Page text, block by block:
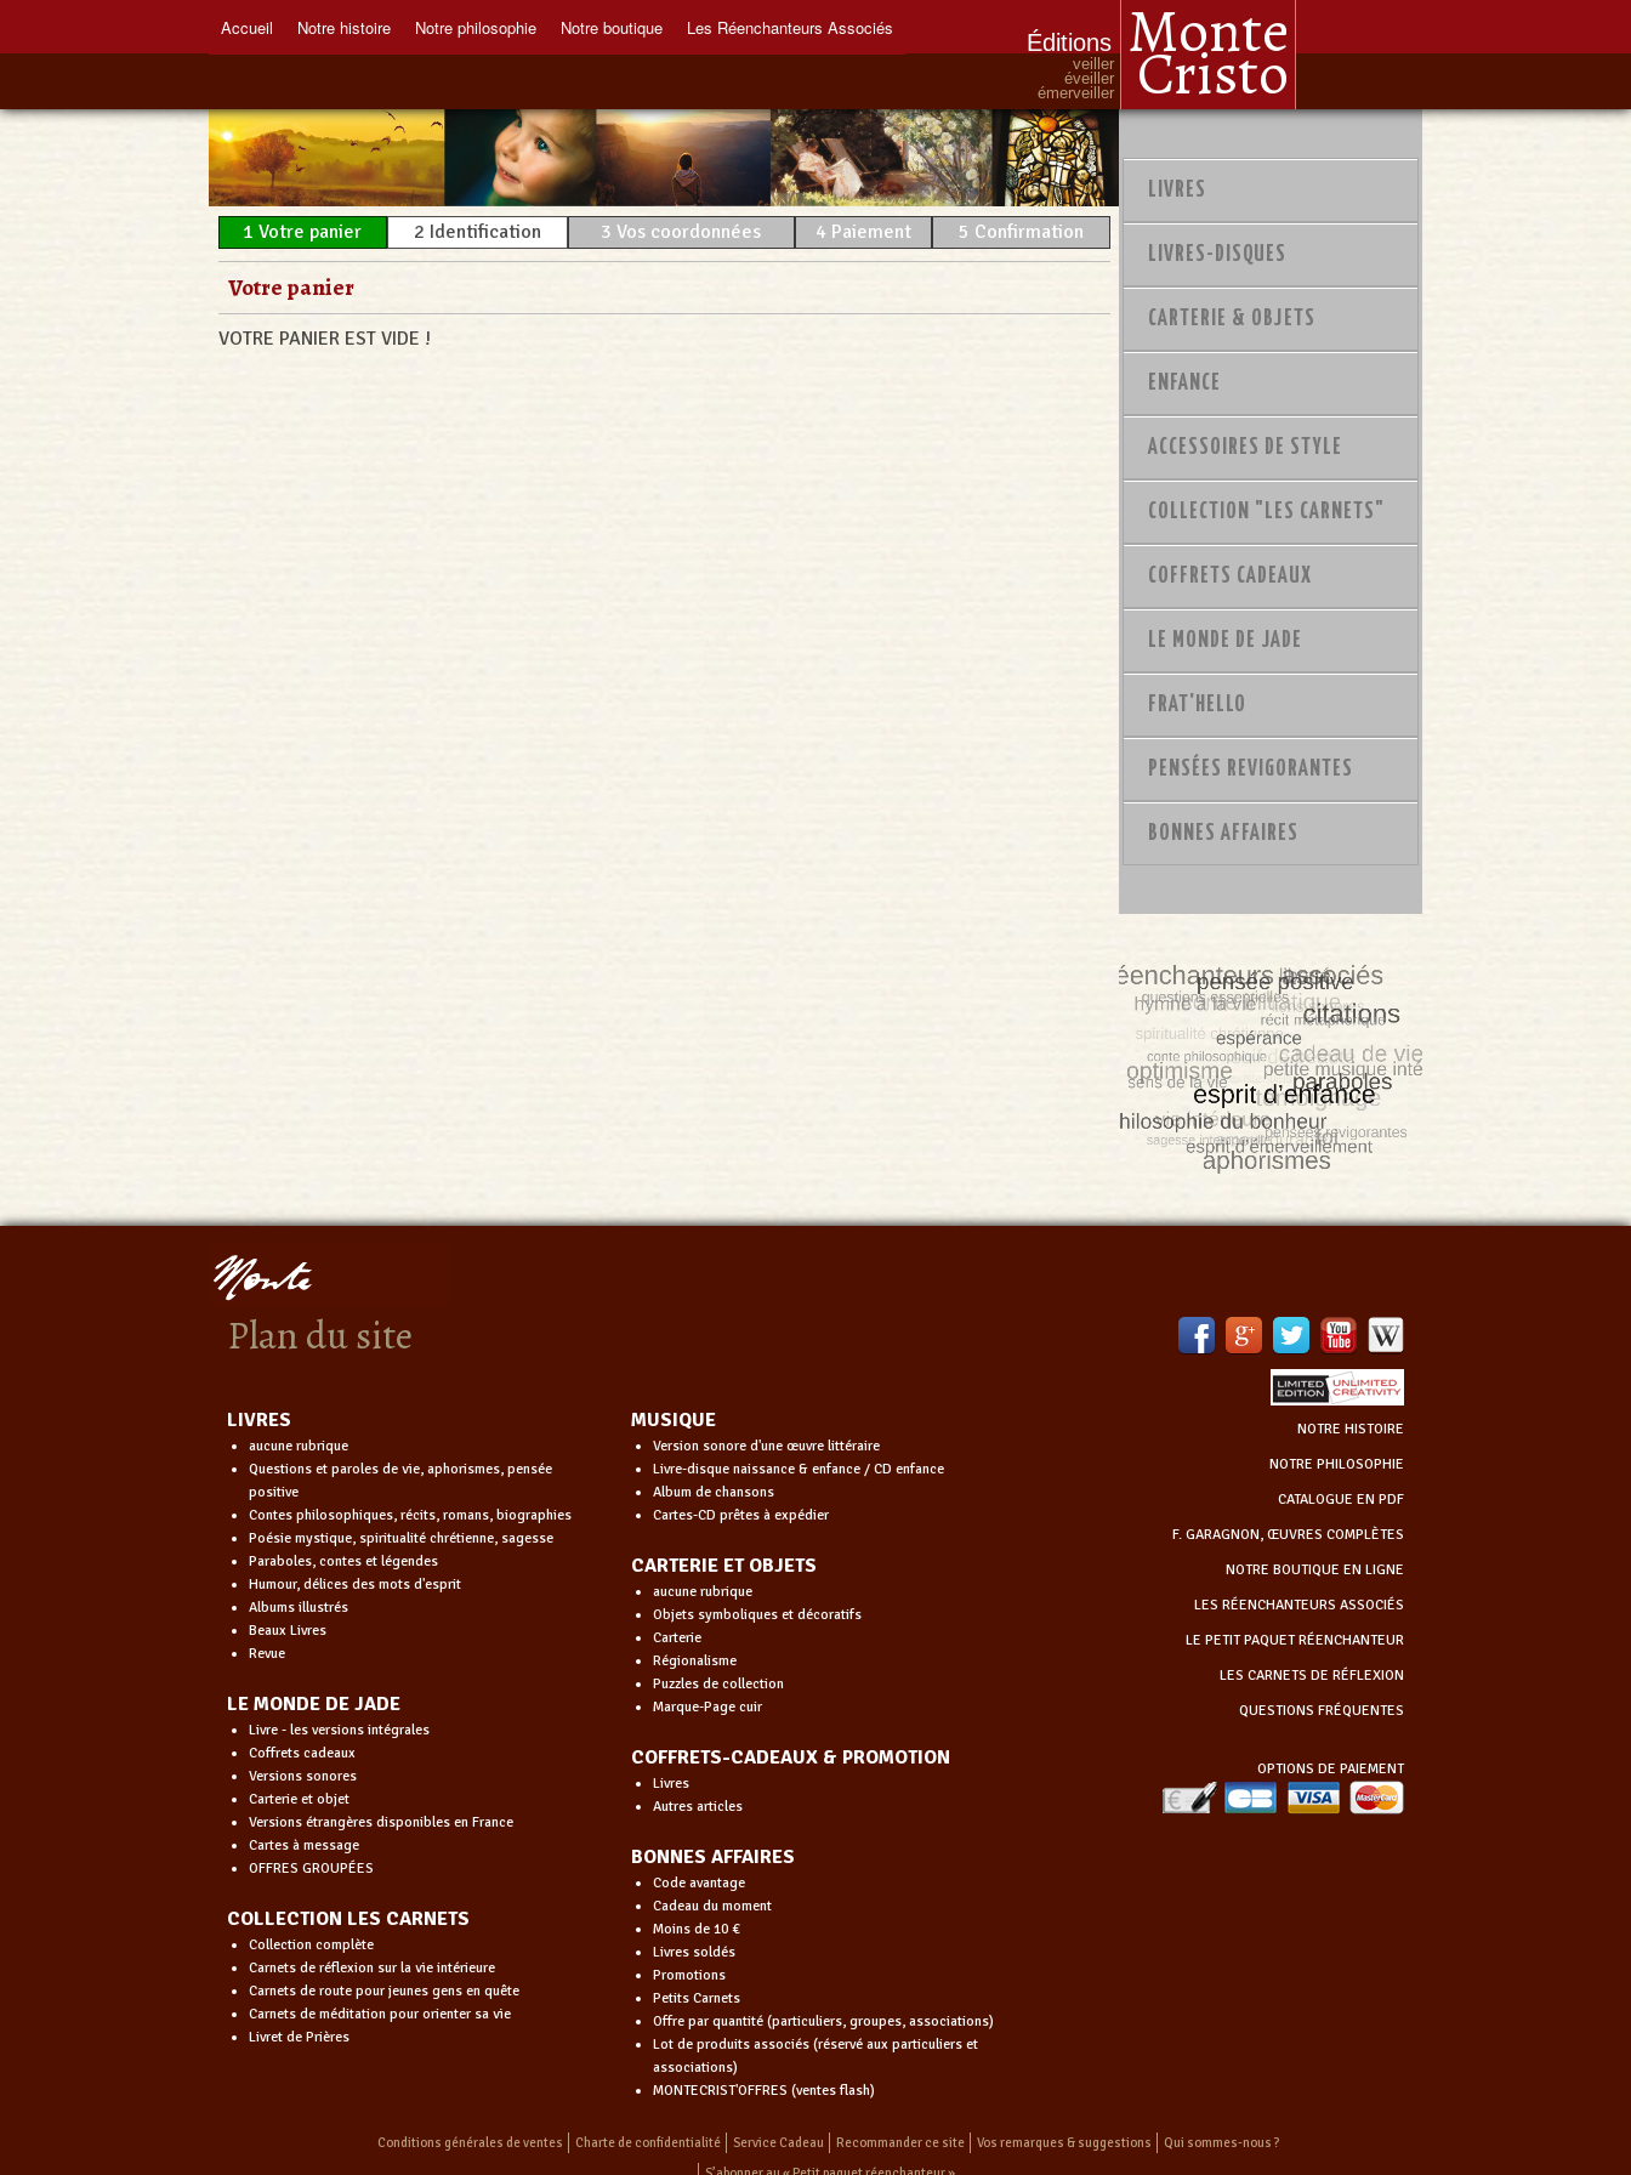
Éditions Monte
Cristo
veiller
éveiller
émerveiller
Accueil Notre histoire Notre philosophie Notre boutique Les Réenchanteurs Associés
1 Votre panier 2 Identification 3 Vos coordonnées 4 Paiement 5 Confirmation
Votre panier
VOTRE PANIER EST VIDE !
LIVRES
LIVRES-DISQUES
CARTERIE & OBJETS
ENFANCE
ACCESSOIRES DE STYLE
COLLECTION "LES CARNETS"
COFFRETS CADEAUX
LE MONDE DE JADE
FRAT'HELLO
PENSÉES REVIGORANTES
BONNES AFFAIRES
Plan du site
NOTRE HISTOIRE
NOTRE PHILOSOPHIE
CATALOGUE EN PDF
F. GARAGNON, ŒUVRES COMPLÈTES
NOTRE BOUTIQUE EN LIGNE
LES RÉENCHANTEURS ASSOCIÉS
LE PETIT PAQUET RÉENCHANTEUR
LES CARNETS DE RÉFLEXION
QUESTIONS FRÉQUENTES
OPTIONS DE PAIEMENT
LIVRES
aucune rubrique
Questions et paroles de vie, aphorismes, pensée
positive
Contes philosophiques, récits, romans, biographies
Poésie mystique, spiritualité chrétienne, sagesse
Paraboles, contes et légendes
Humour, délices des mots d'esprit
Albums illustrés
Beaux Livres
Revue
LE MONDE DE JADE
Livre - les versions intégrales
Coffrets cadeaux
Versions sonores
Carterie et objet
Versions étrangères disponibles en France
Cartes à message
OFFRES GROUPÉES
COLLECTION LES CARNETS
Collection complète
Carnets de réflexion sur la vie intérieure
Carnets de route pour jeunes gens en quête
Carnets de méditation pour orienter sa vie
Livret de Prières
MUSIQUE
Version sonore d'une œuvre littéraire
Livre-disque naissance & enfance / CD enfance
Album de chansons
Cartes-CD prêtes à expédier
CARTERIE ET OBJETS
aucune rubrique
Objets symboliques et décoratifs
Carterie
Régionalisme
Puzzles de collection
Marque-Page cuir
COFFRETS-CADEAUX & PROMOTION
Livres
Autres articles
BONNES AFFAIRES
Code avantage
Cadeau du moment
Moins de 10 €
Livres soldés
Promotions
Petits Carnets
Offre par quantité (particuliers, groupes, associations)
Lot de produits associés (réservé aux particuliers et
associations)
MONTECRIST'OFFRES (ventes flash)
Conditions générales de ventes Charte de confidentialité Service Cadeau Recommander ce site Vos remarques & suggestions
Qui sommes-nous ?